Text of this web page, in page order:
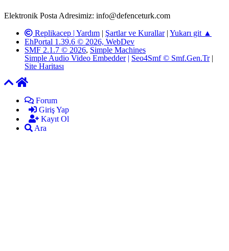
Elektronik Posta Adresimiz: info@defenceturk.com
Replikacep | Yardım | Şartlar ve Kurallar| Yukarı git ▲
EhPortal 1.39.6 © 2026, WebDev
SMF 2.1.7 © 2026, Simple Machines
Simple Audio Video Embedder | Seo4Smf © Smf.Gen.Tr|
Site Haritası
Forum
Giriş Yap
Kayıt Ol
Ara